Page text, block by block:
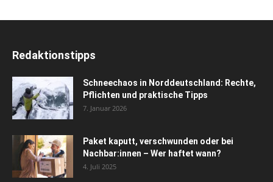
Redaktionstipps
Schneechaos in Norddeutschland: Rechte,
Pflichten und praktische Tipps
7. Januar 2026
Paket kaputt, verschwunden oder bei
Nachbar:innen – Wer haftet wann?
4. Juli 2025